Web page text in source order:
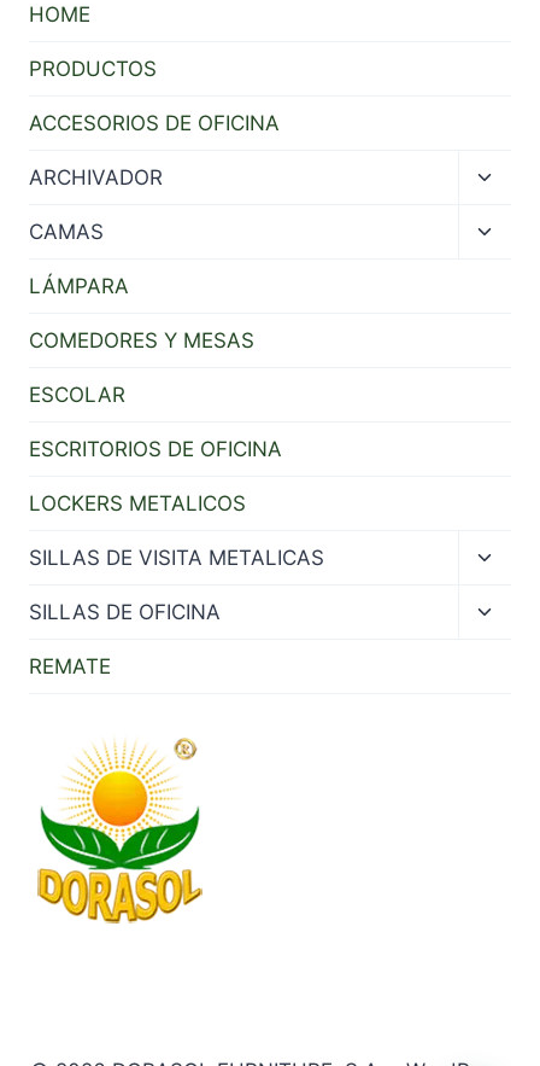
HOME
PRODUCTOS
ACCESORIOS DE OFICINA
ARCHIVADOR
menu
CAMAS
LÁMPARA
COMEDORES Y MESAS
ESCOLAR
ESCRITORIOS DE OFICINA
LOCKERS METALICOS
SILLAS DE VISITA METALICAS
menu
SILLAS DE OFICINA
REMATE